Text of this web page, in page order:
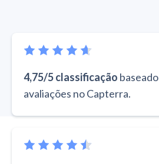
4,75/5 classificação
avaliações no Capterra.